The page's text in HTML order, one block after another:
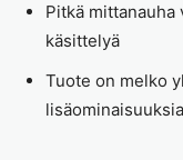
Pitkä mittanauha
käsittelyä
Tuote on melko